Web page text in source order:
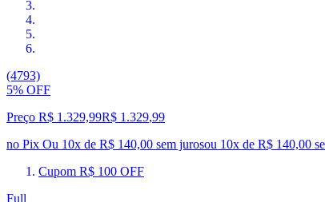
(4793)
5% OFF
Preço R$ 1.329,99R$ 1.329,99
no Pix Ou 10x de R$ 140,00 sem jurosou 10x de R$ 140,00
Cupom R$ 100 OFF
Full